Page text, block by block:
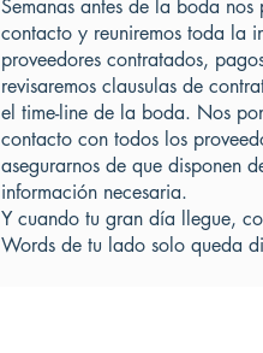
Semanas antes de la boda nos
contacto y reuniremos toda la
proveedores contratados,
revisaremos clausulas de
el time-line de la boda. Nos
contacto con todos los
asegurarnos de que disponen
información necesaria.
Y cuando tu gran día llegue,
Words de tu lado solo queda